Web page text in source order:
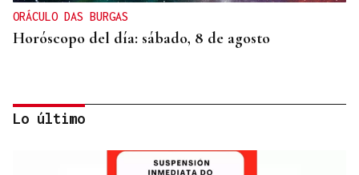
ORÁCULO DAS BURGAS
Horóscopo del día: sábado, 8 de agosto
Lo último